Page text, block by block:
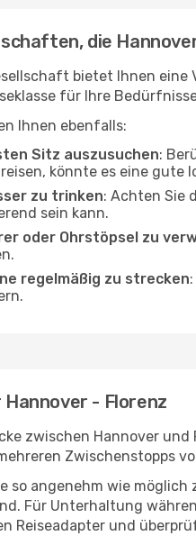
die
bietet Ihnen eine
für Ihre
Ihnen ebenfalls:
Sitz auszusuchen:
könnte es eine gute
zu trinken: Achten Sie
sein kann.
oder Ohrstöpsel zu
regelmäßig zu strecken
Hannover - Florenz
zwischen Hannover
Zwischenstopps
so angenehm wie
Für Unterhaltung
Reiseadapter und